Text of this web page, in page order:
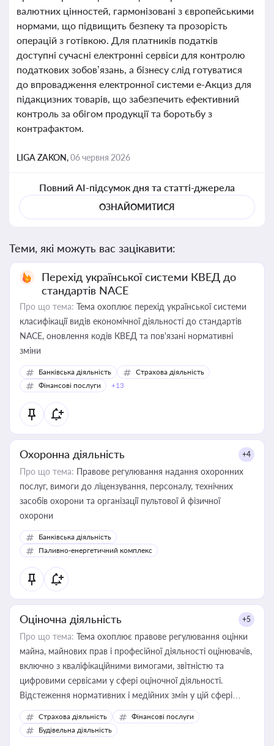
валютних цінностей, гармонізовані з європейськими
нормами, що підвищить безпеку та прозорість
операцій з готівкою. Для платників податків
доступні сучасні електронні сервіси для контролю
податкових зобов’язань, а бізнесу слід готуватися
до впровадження електронної системи е-Акциз для
підакцизних товарів, що забезпечить ефективний
контроль за обігом продукції та боротьбу з
контрафактом.
LIGA ZAKON,06 червня 2026
Повний AI-підсумок дня та статті-джерела
ОЗНАЙОМИТИСЯ
Теми, які можуть вас зацікавити:
Перехід української системи КВЕД до
стандартів NACE
Про що тема: Тема охоплює перехід української системи
класифікації видів економічної діяльності до стандартів
NACE, оновлення кодів КВЕД та пов'язані нормативні
зміни
Банківська діяльність
Страхова діяльність
Фінансові послуги
+13
Охоронна діяльність +4
Про що тема: Правове регулювання надання охоронних
послуг, вимоги до ліцензування, персоналу, технічних
засобів охорони та організації пультової й фізичної
охорони
Банківська діяльність
Паливно-енергетичний комплекс
Оціночна діяльність +5
Про що тема: Тема охоплює правове регулювання оцінки
майна, майнових прав і професійної діяльності оцінювачів,
включно з кваліфікаційними вимогами, звітністю та
цифровими сервісами у сфері оціночної діяльності.
Відстеження нормативних і медійних змін у цій сфері
корисне для власника бізнесу, керівника, юриста або
бухгалтера під час оподаткування, приватизації, оренди
державного майна, корпоративних угод і перевірки
Страхова діяльність
Фінансові послуги
Будівельна діяльність